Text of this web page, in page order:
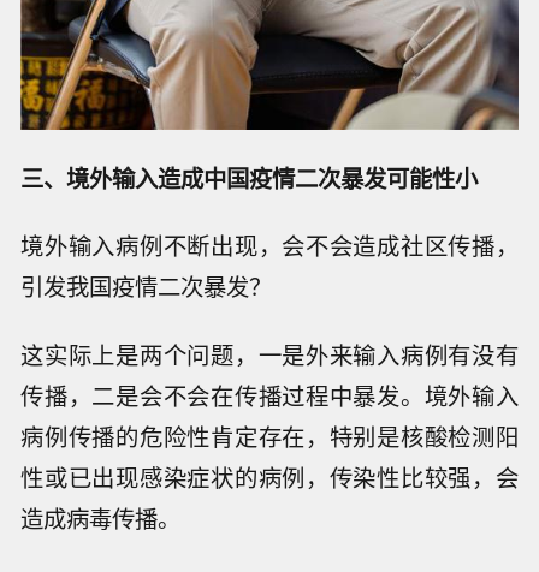
三、境外输入造成中国疫情二次暴发可能性小
境外输入病例不断出现，会不会造成社区传播，
引发我国疫情二次暴发？
这实际上是两个问题，一是外来输入病例有没有
传播，二是会不会在传播过程中暴发。境外输入
病例传播的危险性肯定存在，特别是核酸检测阳
性或已出现感染症状的病例，传染性比较强，会
造成病毒传播。